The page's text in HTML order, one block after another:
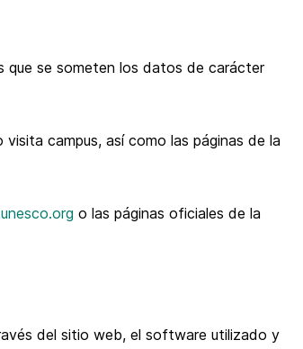
que se someten los datos de carácter
campus, así como las páginas de la
o las páginas oficiales de la
del sitio web, el software utilizado y